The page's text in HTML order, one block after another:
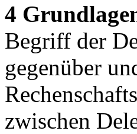
4
Begriff der
gegenüber
zwischen